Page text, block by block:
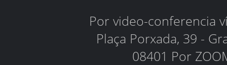
Por video-conferencia
Plaça Porxada, 39 -
08401 Por